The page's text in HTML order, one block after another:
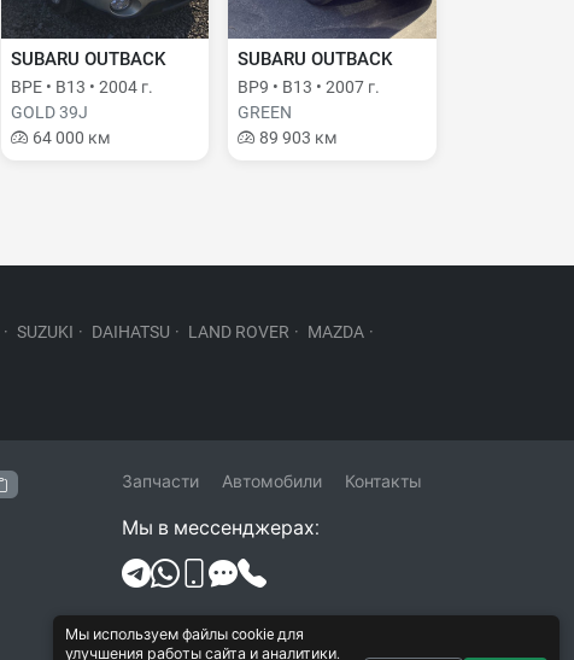
SUBARU OUTBACK
BPE • B13 • 2004 г.
GOLD 39J
64 000 км
SUBARU OUTBACK
BP9 • B13 • 2007 г.
GREEN
89 903 км
· SUZUKI · DAIHATSU · LAND ROVER · MAZDA ·
Запчасти Автомобили Контакты
Мы в мессенджерах:
Политика конфиденциальности и
обработки персональных данных
Мы используем файлы cookie для
улучшения работы сайта и аналитики.